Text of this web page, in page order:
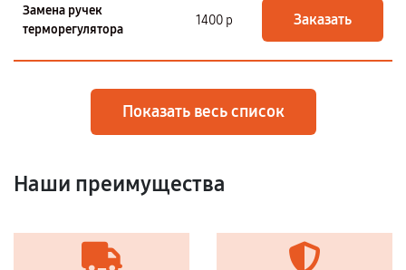
Замена ручек
терморегулятора
1400 р Заказать
Показать весь список
Наши преимущества